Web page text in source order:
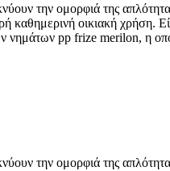
την ομορφιά της
καθημερινή οικιακή χρήση.
νημάτων pp frize merilon, η
την ομορφιά της